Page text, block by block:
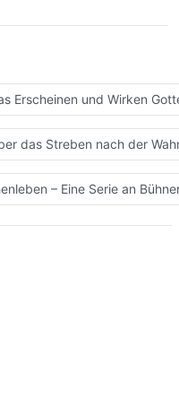
Erscheinen und Wirken
das Streben nach der
– Eine Serie an